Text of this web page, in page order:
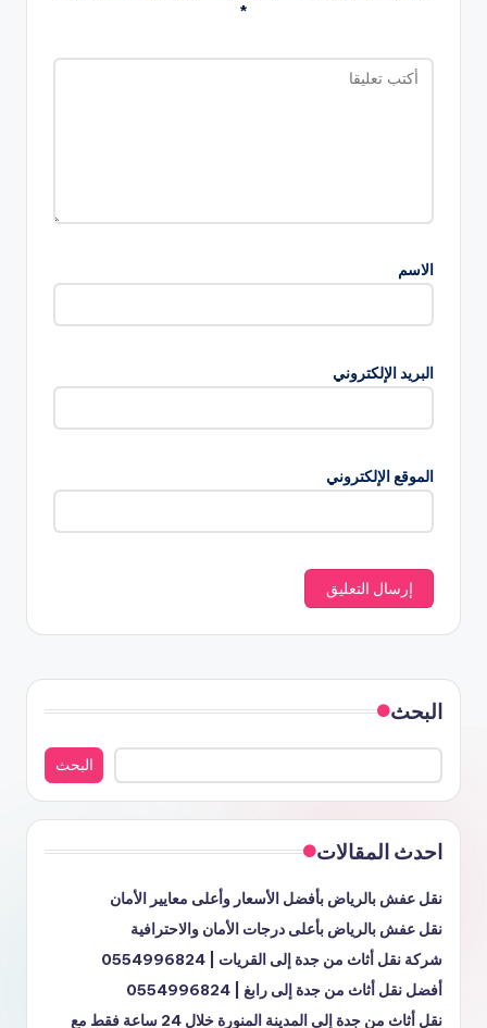
*
الاسم
البريد الإلكتروني
الموقع الإلكتروني
البحث
البحث
احدث المقالات
نقل عفش بالرياض بأفضل الأسعار وأعلى معايير الأمان
نقل عفش بالرياض بأعلى درجات الأمان والاحترافية
شركة نقل أثاث من جدة إلى القريات | 0554996824
أفضل نقل أثاث من جدة إلى رابغ | 0554996824
نقل أثاث من جدة إلى المدينة المنورة خلال 24 ساعة فقط مع